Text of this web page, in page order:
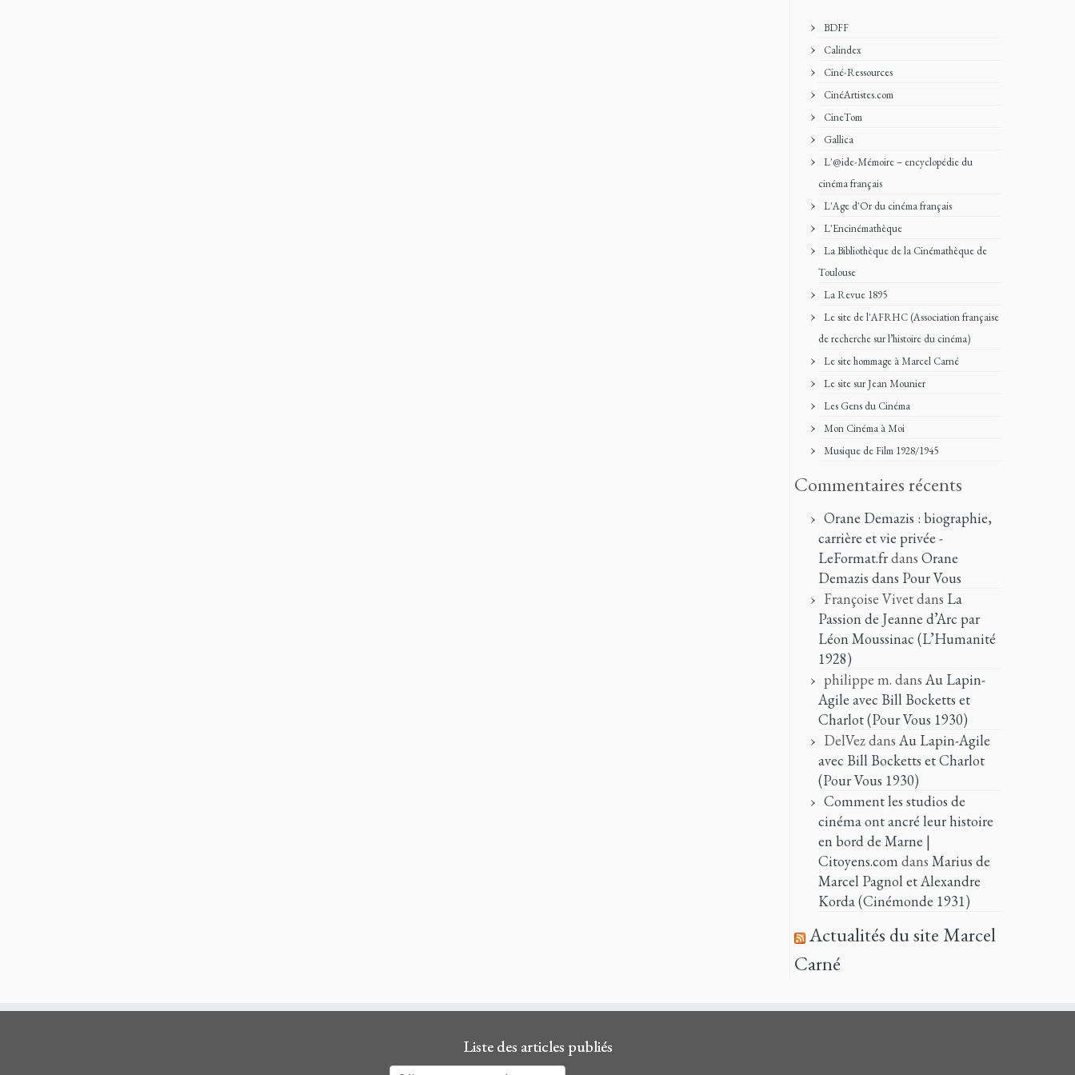
BDFF
Calindex
Ciné-Ressources
CinéArtistes.com
CineTom
Gallica
L'@ide-Mémoire – encyclopédie du
cinéma français
L'Age d'Or du cinéma français
L'Encinémathèque
La Bibliothèque de la Cinémathèque de
Toulouse
La Revue 1895
Le site de l'AFRHC (Association française
de recherche sur l’histoire du cinéma)
Le site hommage à Marcel Carné
Le site sur Jean Mounier
Les Gens du Cinéma
Mon Cinéma à Moi
Musique de Film 1928/1945
Commentaires récents
Orane Demazis : biographie,
carrière et vie privée -
LeFormat.frdans Orane
Demazis dans Pour Vous
Françoise Vivetdans La
Passion de Jeanne d’Arc par
Léon Moussinac (L’Humanité
1928)
philippe m. dans Au Lapin-
Agile avec Bill Bocketts et
Charlot (Pour Vous 1930)
DelVezdans Au Lapin-Agile
avec Bill Bocketts et Charlot
(Pour Vous 1930)
Comment les studios de
cinéma ont ancré leur histoire
en bord de Marne |
Citoyens.comdans Marius de
Marcel Pagnol et Alexandre
Korda (Cinémonde 1931)
Actualités du site Marcel
Carné
Liste des articles publiés